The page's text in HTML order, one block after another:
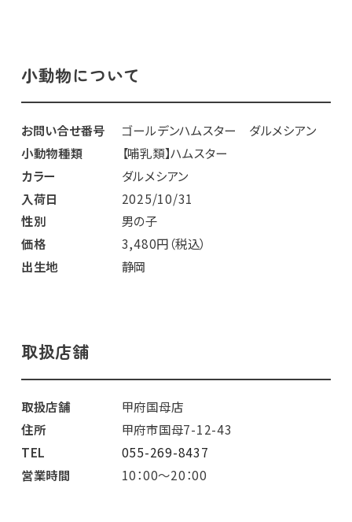
小動物について
お問い合せ番号
ゴールデンハムスター ダルメシアン
小動物種類
【哺乳類】ハムスター
カラー
ダルメシアン
入荷日
2025/10/31
性別
男の子
価格
3,480円（税込）
出生地
静岡
取扱店舗
取扱店舗
甲府国母店
住所
甲府市国母7-12-43
TEL
055-269-8437
営業時間
10：00～20：00